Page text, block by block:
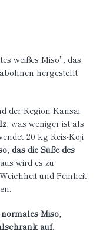
weißes Miso", das
hergestellt
der Region Kansai
, was weniger ist als
20 kg Reis-Koji
das die Süße des
wird es zu
und Feinheit
Miso,
auf.